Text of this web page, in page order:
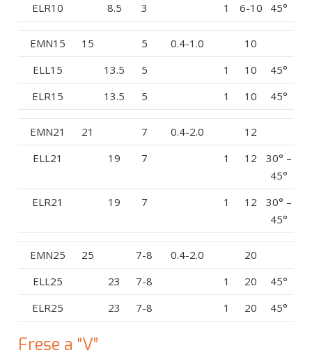
ELR10
8.5 3 1 6-10 45°
EMN15 15 5 0.4-1.0
10
ELL15
13.5 5 1 10
45°
ELR15
13.5 5 1 10 45°
EMN21 21 7 0.4-2.0
12
ELL21
19 7 1 12
30° –
45°
ELR21
19 7 1 12
30° –
45°
EMN25 25 7-8 0.4-2.0
20
ELL25
23 7-8 1 20
45°
ELR25
23 7-8 1 20 45°
Frese a “V”